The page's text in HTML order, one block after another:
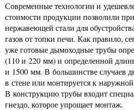
Современные технологии и
стоимости продукции позволили
нержавеющей стали для
газов от топки печи. Как правило,
уже готовые дымоходные трубы
(110 и 220 мм) и определенной
и 1500 мм. В большинстве случаев
в стене или монтируется к наружной
В конструкцию трубы входит
гнездо, которое упрощает монтаж.